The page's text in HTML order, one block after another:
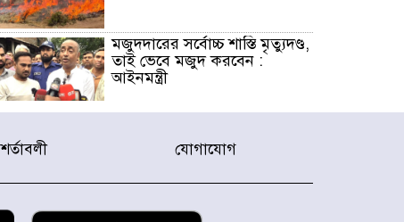
মজুদদারের সর্বোচ্চ শাস্তি মৃত্যুদণ্ড,
তাই ভেবে মজুদ করবেন :
আইনমন্ত্রী
আন্তর্জাতিক আদিবাসী দিবস:
মং এ খেন মংমং
যৌথ প্রতিরক্ষা চুক্তি স্বাক্ষর
শর্তাবলী যোগাযোগ